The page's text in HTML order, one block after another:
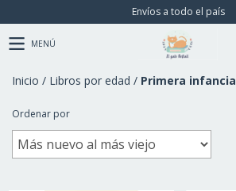
Envíos a todo el país
MENÚ
Inicio / Libros por edad / Primera infancia
Ordenar por